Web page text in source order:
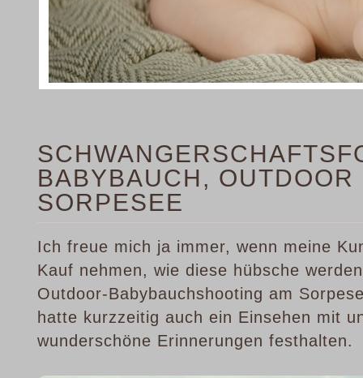
BABYBAUCH,
SORPESEE
Ich freue mich ja immer, wenn meine
Kauf nehmen, wie diese hübsche
Outdoor-Babybauchshooting am
hatte kurzzeitig auch ein Einsehen mit
wunderschöne Erinnerungen festhalten.